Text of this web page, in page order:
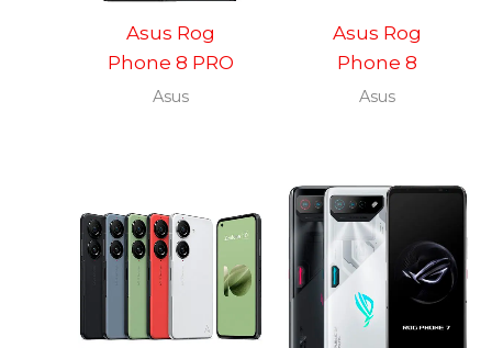
Asus Rog
Phone 8 PRO
Asus
Asus Rog
Phone 8
Asus